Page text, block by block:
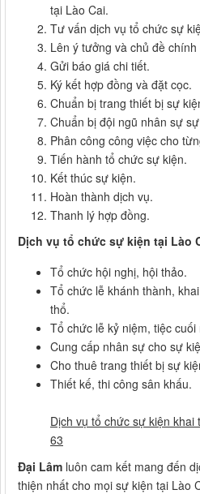
tại Lào Cai.
Tư vấn dịch vụ tổ chức sự
Lên ý tưởng và chủ đề
Gửi báo giá chi tiết.
Ký kết hợp đồng và đặt cọc.
Chuẩn bị trang thiết bị sự
Chuẩn bị đội ngũ nhân sự
Phân công công việc cho
Tiến hành tổ chức sự kiện.
Kết thúc sự kiện.
Hoàn thành dịch vụ.
Thanh lý hợp đồng.
Dịch vụ tổ chức sự kiện tại Lào
Tổ chức hội nghị, hội thảo.
Tổ chức lễ khánh thành,
thổ.
Tổ chức lễ kỷ niệm, tiệc cuối
Cung cấp nhân sự cho sự
Cho thuê trang thiết bị sự
Thiết kế, thi công sân khấu.
Dịch vụ tổ chức sự kiện
63
Đại Lâm luôn cam kết mang đến
thiện nhất cho mọi sự kiện tại Lào